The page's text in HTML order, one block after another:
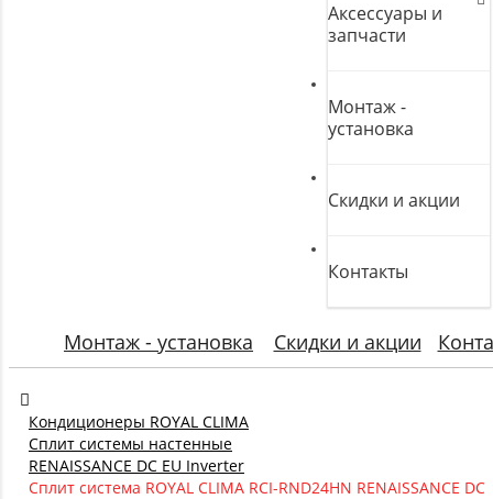
Аксессуары и
запчасти
Монтаж -
установка
Скидки и акции
Контакты
Монтаж - установка Скидки и акции
Кондиционеры ROYAL CLIMA
Сплит системы настенные
RENAISSANCE DC EU Inverter
Сплит система ROYAL CLIMA RCI-RND24HN RENAISSANCE